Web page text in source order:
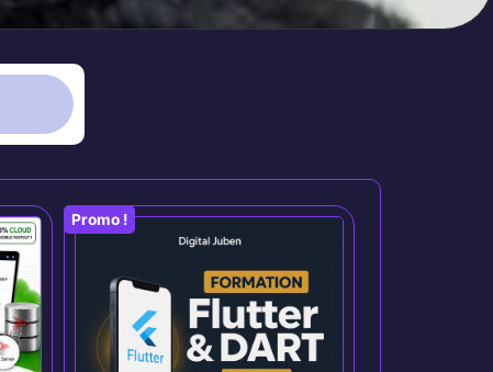
Promo !